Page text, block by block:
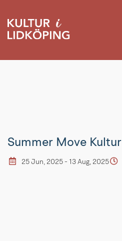
Summer Move Kultur
25 Jun, 2025 - 13 Aug, 2025